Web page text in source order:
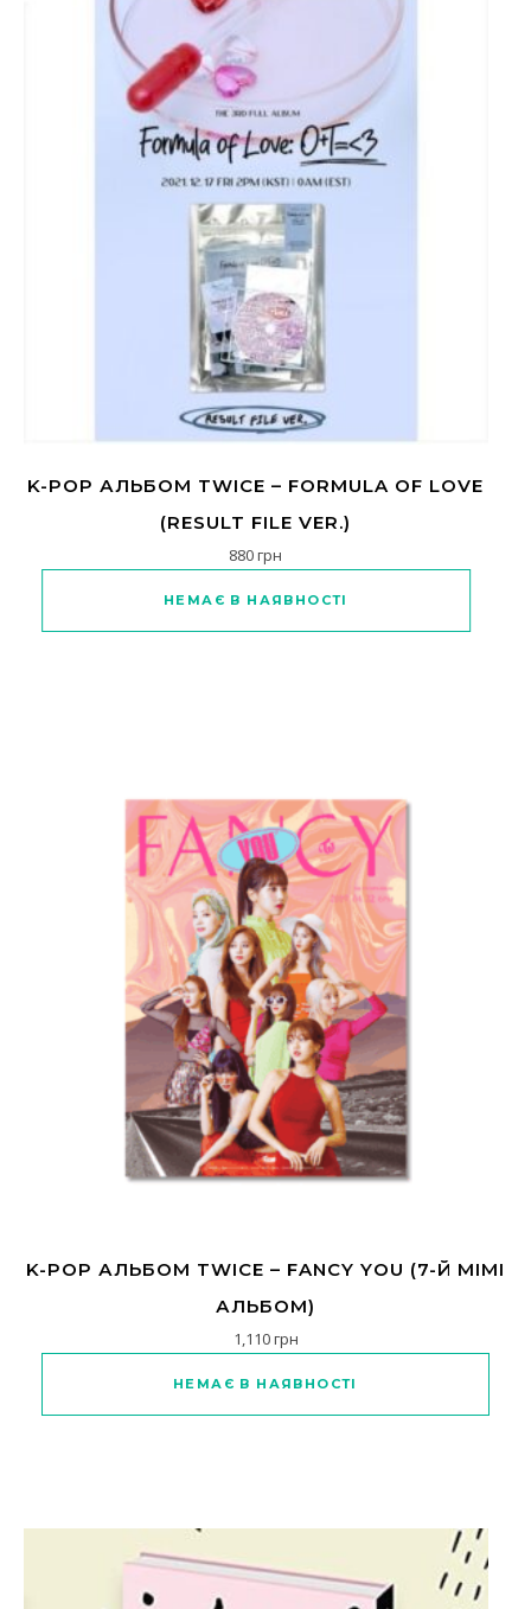
K-POP АЛЬБОМ TWICE – FORMULA OF LOVE
(RESULT FILE VER.)
880грн
НЕМАЄ В НАЯВНОСТІ
K-POP АЛЬБОМ TWICE – FANCY YOU (7-Й МІМІ
АЛЬБОМ)
1,110грн
НЕМАЄ В НАЯВНОСТІ